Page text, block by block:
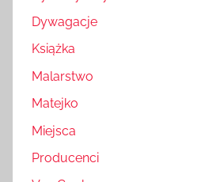
Dywagacje
Książka
Malarstwo
Matejko
Miejsca
Producenci